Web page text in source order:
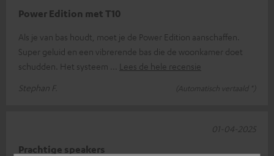
Power Edition met T10
Als je van bas houdt, moet je de Power Edition aanschaffen.
Super geluid en een vibrerende bas die de woonkamer doet
schudden. Het systeem
Lees de hele recensie
Stephan F.
(Automatisch vertaald *)
Prachtige speakers
01-04-2025